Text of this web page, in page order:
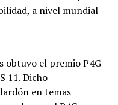
a nivel mundial
obtuvo el premio P4G
11. Dicho
en temas